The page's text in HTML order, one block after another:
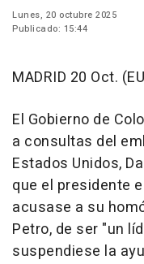
Lunes, 20 octubre 2025
Publicado: 15:44
MADRID 20 Oct.
El Gobierno de
a consultas del
Estados Unidos,
que el presidente
acusase a su
Petro, de ser "un
suspendiese la